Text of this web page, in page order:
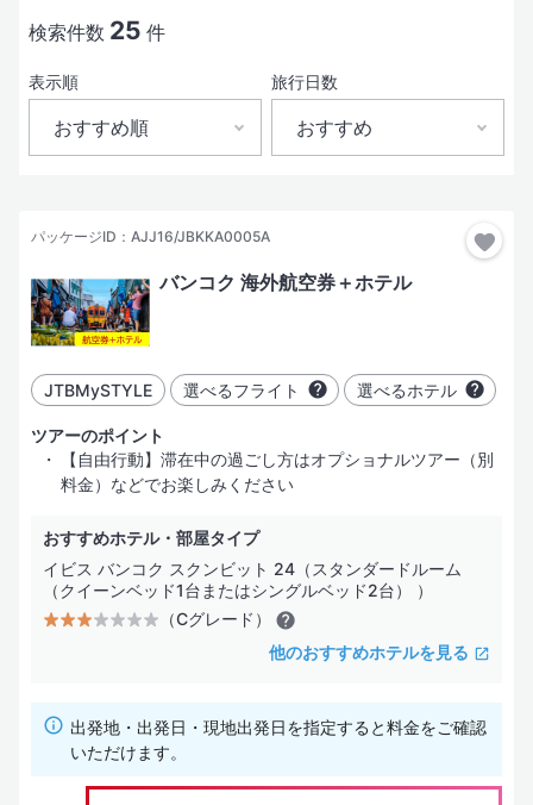
出発日
指定した都市だけ行く
絞り込み
ホテル フライト
ホテルグレード
検索する
検索件数 25 件
表示順
おすすめ順
旅行日数
おすすめ
4日間
6日間
7日間
パッケージID：AJJ16/JBKKA0005A
バンコク 海外航空券＋ホテル
JTBMySTYLE 選べるフライト 選べるホテル
ツアーのポイント
【自由行動】滞在中の過ごし方はオプショナルツアー（別
料金）などでお楽しみください
おすすめホテル・部屋タイプ
イビス バンコク スクンビット 24（スタンダードルーム
（クイーンベッド1台またはシングルベッド2台） ）
（Cグレード）
他のおすすめホテルを見る
出発地・出発日・現地出発日を指定すると料金をご確認
いただけます。